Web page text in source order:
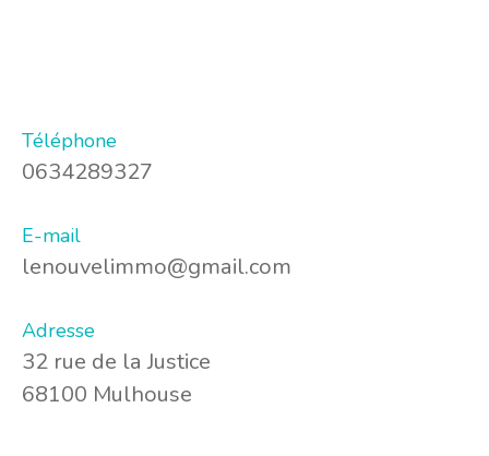
Téléphone
0634289327
E-mail
lenouvelimmo@gmail.com
Adresse
32 rue de la Justice
68100 Mulhouse